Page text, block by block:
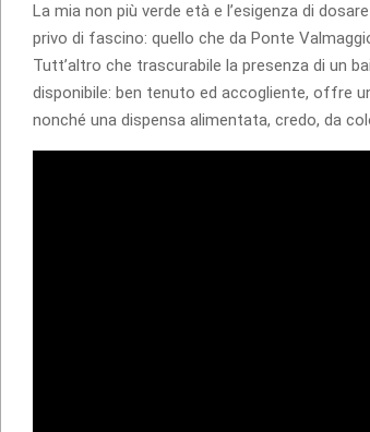
La mia non più verde età e l’esigenza di
privo di fascino: quello che da Ponte
Tutt’altro che trascurabile la presenza di un
disponibile: ben tenuto ed accogliente, offre
nonché una dispensa alimentata, credo, da